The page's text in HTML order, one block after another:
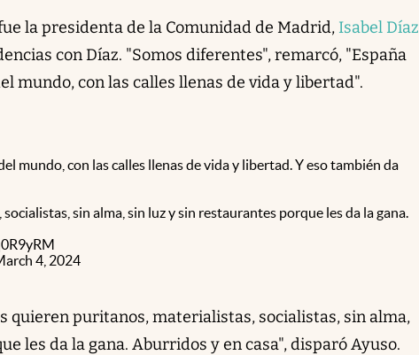
la presidenta de la Comunidad de Madrid, Isabel Díaz
con Díaz. "Somos diferentes", remarcó, "España
mundo, con las calles llenas de vida y libertad".
mundo, con las calles llenas de vida y libertad. Y eso también da
sin alma, sin luz y sin restaurantes porque les da la gana.
4, 2024
quieren puritanos, materialistas, socialistas, sin alma,
les da la gana. Aburridos y en casa", disparó Ayuso.